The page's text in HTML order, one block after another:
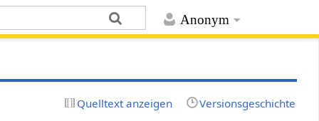
Anonym
Quelltext anzeigen Versionsgeschichte